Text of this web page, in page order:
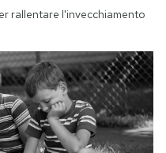
rallentare l'invecchiamento